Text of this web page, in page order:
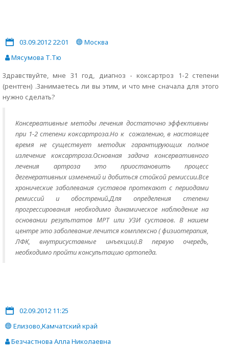
03.09.2012 22:01
Москва
Мясумова Т.Тю
Здравствуйте, мне 31 год, диагноз - коксартроз 1-2 степени
(рентген) .Занимаетесь ли вы этим, и что мне сначала для этого
нужно сделать?
Консервативные методы лечения достаточно эффективны
при 1-2 степени коксартроза.Но к сожалению, в настоящее
время не существует методик гарантирующих полное
излечение коксартроза.Основная задача консервативного
лечения артроза это приостановить процесс
дегенеративных изменений и добиться стойкой ремиссии.Все
хронические заболевания суставов протекают с периодами
ремиссий и обострений.Для определения степени
прогрессирования необходимо динамическое наблюдение на
основании результатов МРТ или УЗИ суставов. В нашем
центре это заболевание лечится комплексно ( физиотерапия,
ЛФК, внутрисуставные инъекции).В первую очередь,
необходимо пройти консультацию ортопеда.
02.09.2012 11:25
Елизово,Камчатский край
Безчастнова Алла Николаевна